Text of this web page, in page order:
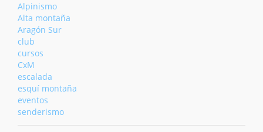
Alpinismo
Alta montaña
Aragón Sur
club
cursos
CxM
escalada
esquí montaña
eventos
senderismo